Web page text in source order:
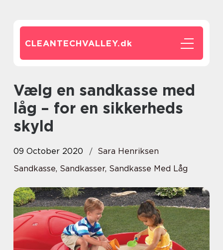
CLEANTECHVALLEY.dk
Vælg en sandkasse med
låg – for en sikkerheds
skyld
09 October 2020
Sara Henriksen
Sandkasse, Sandkasser, Sandkasse Med Låg